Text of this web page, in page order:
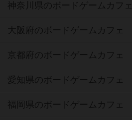
神奈川県のボードゲームカフェ
大阪府のボードゲームカフェ
京都府のボードゲームカフェ
愛知県のボードゲームカフェ
福岡県のボードゲームカフェ